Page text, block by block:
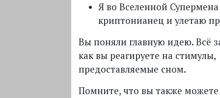
Я во Вселенной
криптонианец и улетаю
Вы поняли главную идею. Всё
как вы реагируете на стимулы,
предоставляемые сном.
Помните, что вы также можете